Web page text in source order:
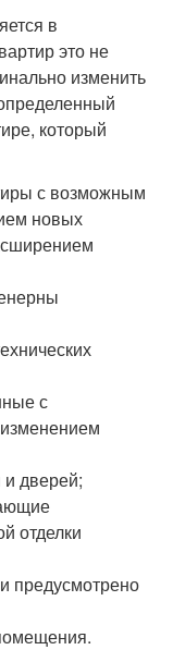
в
это не
изменить
который
с возможным
новых
с
и дверей;
отделки
предусмотрено